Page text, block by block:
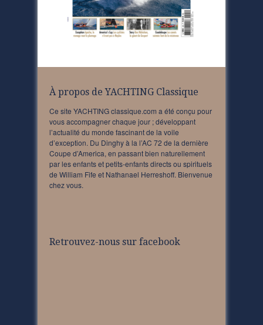
À propos de YACHTING Classique
Ce site YACHTING classique.com a été conçu pour
vous accompagner chaque jour ; développant
l’actualité du monde fascinant de la voile
d’exception. Du Dinghy à la l’AC 72 de la dernière
Coupe d’America, en passant bien naturellement
par les enfants et petits-enfants directs ou spirituels
de William Fife et Nathanael Herreshoff. Bienvenue
chez vous.
Retrouvez-nous sur facebook